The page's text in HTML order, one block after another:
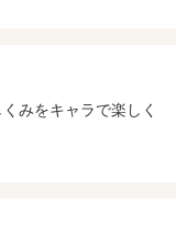
みをキャラで楽しく